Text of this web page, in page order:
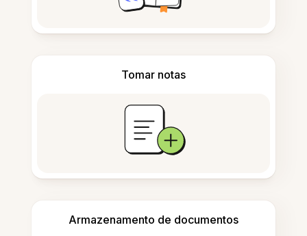
Tomar notas
Armazenamento de documentos